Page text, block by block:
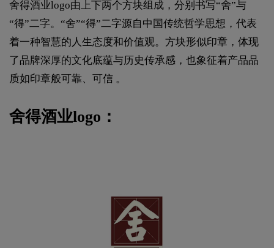
舍得酒业logo由上下两个方块组成，分别书写“舍”与
“得”二字。“舍”“得”二字源自中国传统哲学思想，代表
着一种智慧的人生态度和价值观。方块形似印章，体现
了品牌深厚的文化底蕴与历史传承感，也象征着产品品
质如印章般可靠、可信 。
舍得酒业logo：